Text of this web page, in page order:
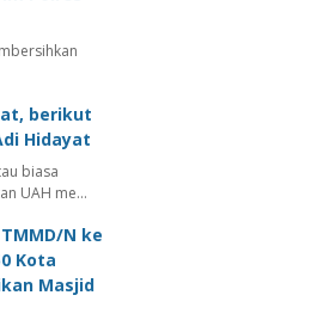
berikut
Hidayat
biasa
UAH me…
N ke
Kota
Masjid